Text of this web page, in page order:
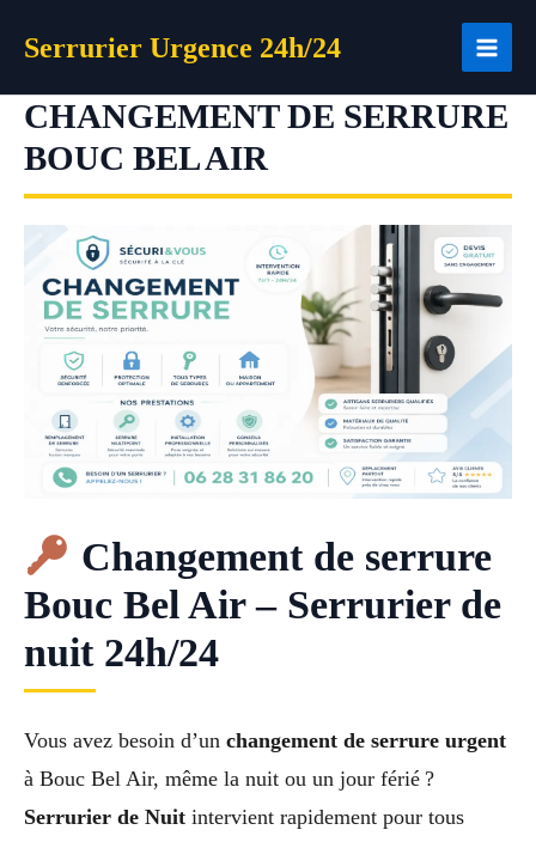
Serrurier Urgence 24h/24
CHANGEMENT DE SERRURE
BOUC BEL AIR
Changement de serrure
Bouc Bel Air – Serrurier de
nuit 24h/24
Vous avez besoin d’un changement de serrure urgent
à Bouc Bel Air, même la nuit ou un jour férié ?
Serrurier de Nuit intervient rapidement pour tous